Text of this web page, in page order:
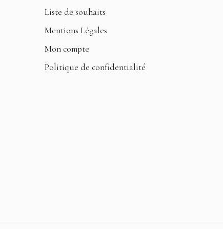
Liste de souhaits
Mentions Légales
Mon compte
Politique de confidentialité